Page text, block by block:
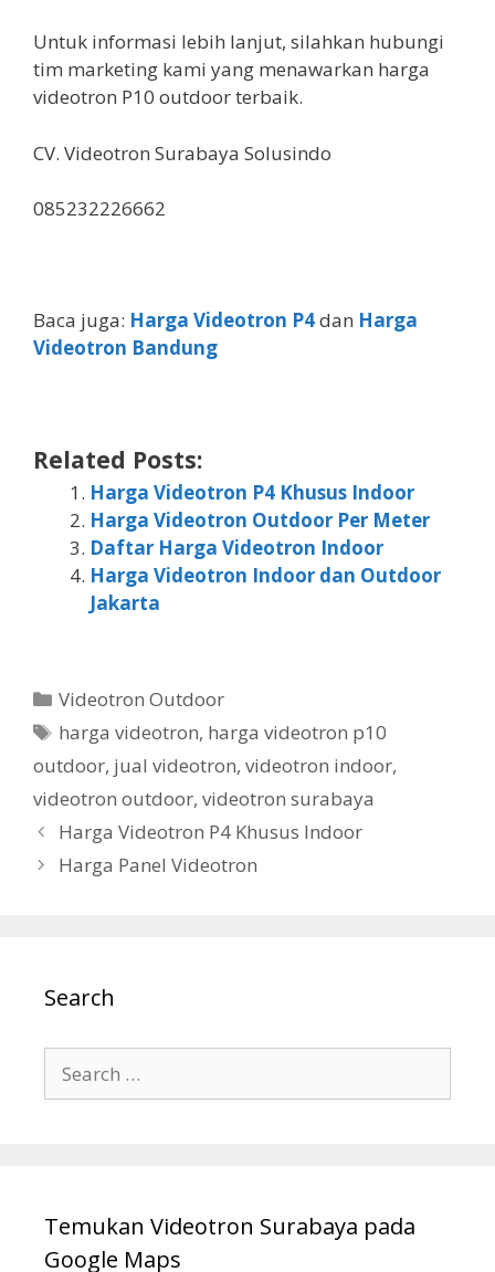
Untuk informasi lebih lanjut, silahkan hubungi
tim marketing kami yang menawarkan harga
videotron P10 outdoor terbaik.
CV. Videotron Surabaya Solusindo
085232226662
Baca juga: Harga Videotron P4dan Harga
Videotron Bandung
Related Posts:
Harga Videotron P4 Khusus Indoor
Harga Videotron Outdoor Per Meter
Daftar Harga Videotron Indoor
Harga Videotron Indoor dan Outdoor
Jakarta
Videotron Outdoor
harga videotron, harga videotron p10
outdoor, jual videotron, videotron indoor,
videotron outdoor, videotron surabaya
Harga Videotron P4 Khusus Indoor
Harga Panel Videotron
Search
Temukan Videotron Surabaya pada
Google Maps